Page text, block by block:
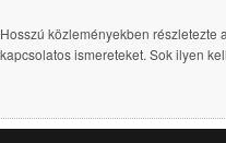
Hosszú közleményekben részletezte
kapcsolatos ismereteket. Sok ilyen